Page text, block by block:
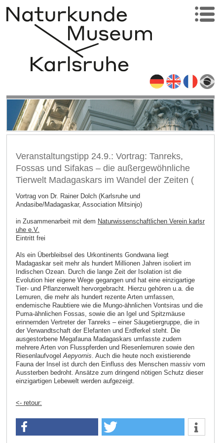
Veranstaltungstipp 24.9.: Vortrag: Tanreks,
Fossas und Sifakas – die außergewöhnliche
Tierwelt Madagaskars im Wandel der Zeiten (
Vortrag von Dr. Rainer Dolch (Karlsruhe und
Andasibe/Madagaskar, Association Mitsinjo)
in Zusammenarbeit mit dem Naturwissenschaftlichen Verein karlsr
uhe e.V.
Eintritt frei
Als ein Überbleibsel des Urkontinents Gondwana liegt
Madagaskar seit mehr als hundert Millionen Jahren isoliert im
Indischen Ozean. Durch die lange Zeit der Isolation ist die
Evolution hier eigene Wege gegangen und hat eine einzigartige
Tier- und Pflanzenwelt hervorgebracht. Hierzu gehören u.a. die
Lemuren, die mehr als hundert rezente Arten umfassen,
endemische Raubtiere wie die Mungo-ähnlichen Vontsiras und die
Puma-ähnlichen Fossas, sowie die an Igel und Spitzmäuse
erinnernden Vertreter der Tanreks – einer Säugetiergruppe, die in
der Verwandtschaft der Elefanten und Erdferkel steht. Die
ausgestorbene Megafauna Madagaskars umfasste zudem
mehrere Arten von Flusspferden und Riesenlemuren sowie den
RiesenlaufvogelAepyornis. Auch die heute noch existierende
Fauna der Insel ist durch den Einfluss des Menschen massiv vom
Aussterben bedroht. Ansätze zum dringend nötigen Schutz dieser
einzigartigen Lebewelt werden aufgezeigt.
<- retour: